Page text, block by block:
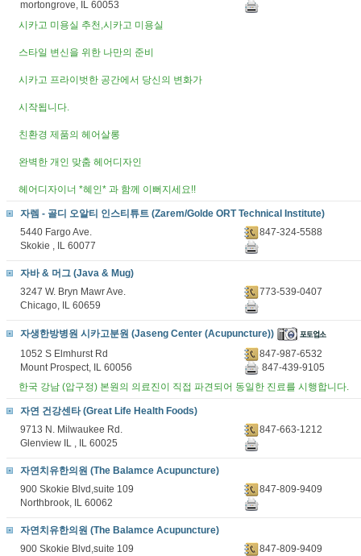
mortongrove, IL 60053
시카고 미용실 추천,시카고 미용실
스타일 변신을 위한 나만의 준비
시카고 프라이벗한 공간에서 당신의 변화가
시작됩니다.
친환경 제품의 헤어살롱
완벽한 개인 맞춤 헤어디자인
헤어디자이너 *혜인* 과 함께 이뻐지세요!!
자렘 - 골디 오알티 인스티튜트 (Zarem/Golde ORT Technical Institute)
5440 Fargo Ave.
Skokie , IL 60077
847-324-5588
자바 & 머그 (Java & Mug)
3247 W. Bryn Mawr Ave.
Chicago, IL 60659
773-539-0407
자생한방병원 시카고분원 (Jaseng Center (Acupuncture))
1052 S Elmhurst Rd
Mount Prospect, IL 60056
847-987-6532
847-439-9105
한국 강남 (압구정) 본원의 의료진이 직접 파견되어 동일한 진료를 시행합니다.
자연 건강센타 (Great Life Health Foods)
9713 N. Milwaukee Rd.
Glenview IL , IL 60025
847-663-1212
자연치유한의원 (The Balamce Acupuncture)
900 Skokie Blvd,suite 109
Northbrook, IL 60062
847-809-9409
자연치유한의원 (The Balamce Acupuncture)
900 Skokie Blvd,suite 109
847-809-9409